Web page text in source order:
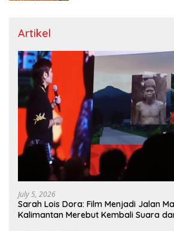
Artikel
July 5, 2026
Sarah Lois Dora: Film Menjadi Jalan
Kalimantan Merebut Kembali Suara